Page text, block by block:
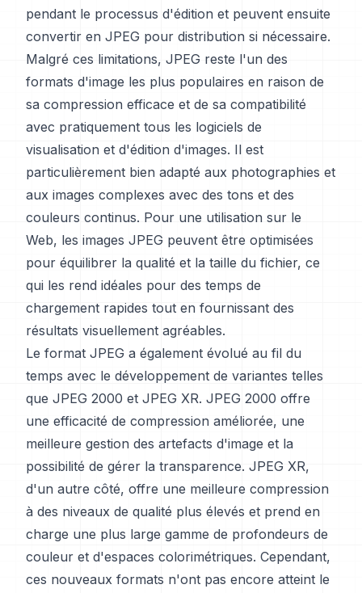
pendant le processus d'édition et peuvent ensuite
convertir en JPEG pour distribution si nécessaire.
Malgré ces limitations, JPEG reste l'un des
formats d'image les plus populaires en raison de
sa compression efficace et de sa compatibilité
avec pratiquement tous les logiciels de
visualisation et d'édition d'images. Il est
particulièrement bien adapté aux photographies et
aux images complexes avec des tons et des
couleurs continus. Pour une utilisation sur le
Web, les images JPEG peuvent être optimisées
pour équilibrer la qualité et la taille du fichier, ce
qui les rend idéales pour des temps de
chargement rapides tout en fournissant des
résultats visuellement agréables.
Le format JPEG a également évolué au fil du
temps avec le développement de variantes telles
que JPEG 2000 et JPEG XR. JPEG 2000 offre
une efficacité de compression améliorée, une
meilleure gestion des artefacts d'image et la
possibilité de gérer la transparence. JPEG XR,
d'un autre côté, offre une meilleure compression
à des niveaux de qualité plus élevés et prend en
charge une plus large gamme de profondeurs de
couleur et d'espaces colorimétriques. Cependant,
ces nouveaux formats n'ont pas encore atteint le